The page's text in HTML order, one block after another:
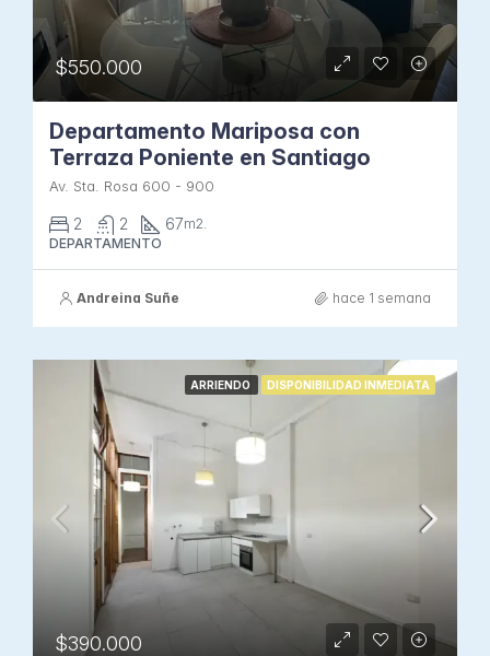
$550.000
Departamento Mariposa con
Terraza Poniente en Santiago
Av. Sta. Rosa 600 - 900
2 2 67m2.
DEPARTAMENTO
Andreina Suñe hace 1 semana
ARRIENDO DISPONIBILIDAD INMEDIATA
$390.000